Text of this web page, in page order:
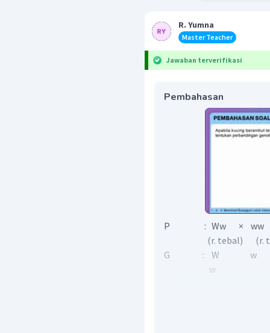
R. Yumna
Master Teacher
Jawaban terverifikasi
Pembahasan
P : Ww × ww
(r. tebal) (r.
G : W w
w